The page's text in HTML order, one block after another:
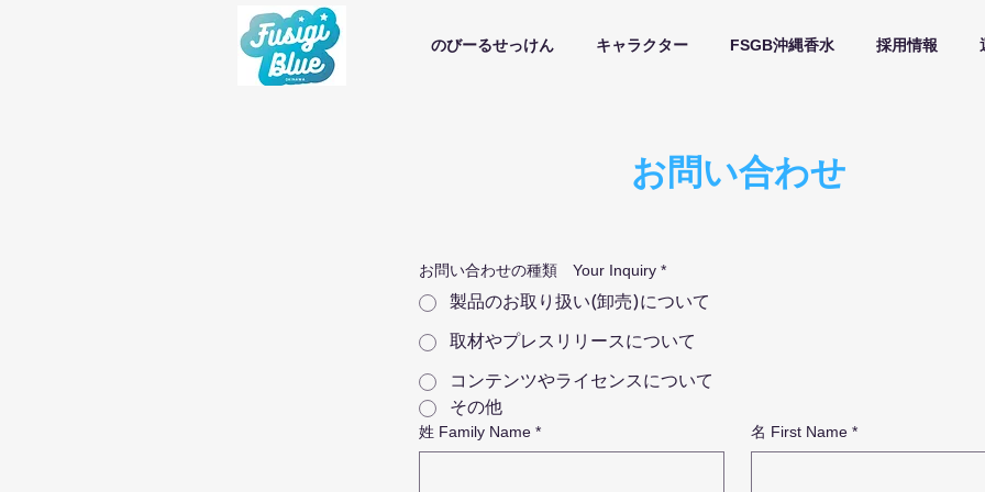
のびーるせっけん キャラクター FSGB沖縄香水 採用情報
お問い合わせ
お問い合わせの種類 Your Inquiry *
製品のお取り扱い(卸売)について
取材やプレスリリースについて
コンテンツやライセンスについて
その他
姓 Family Name * 名 First Name *